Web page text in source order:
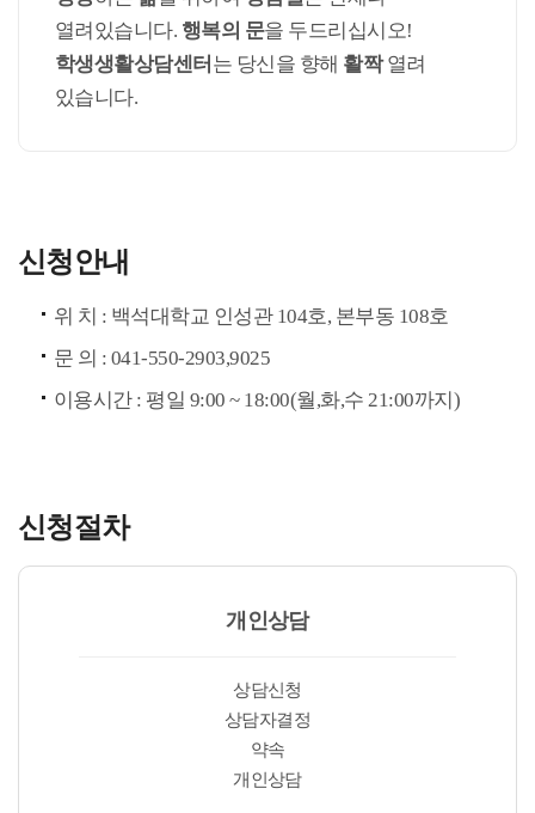
열려있습니다. 행복의 문을 두드리십시오!
학생생활상담센터 는 당신을 향해 활짝열려
있습니다.
신청안내
위 치 : 백석대학교 인성관 104호, 본부동 108호
문 의 : 041-550-2903,9025
이용시간 : 평일 9:00 ~ 18:00(월,화,수 21:00까지)
신청절차
개인상담
상담신청
상담자결정
약속
개인상담